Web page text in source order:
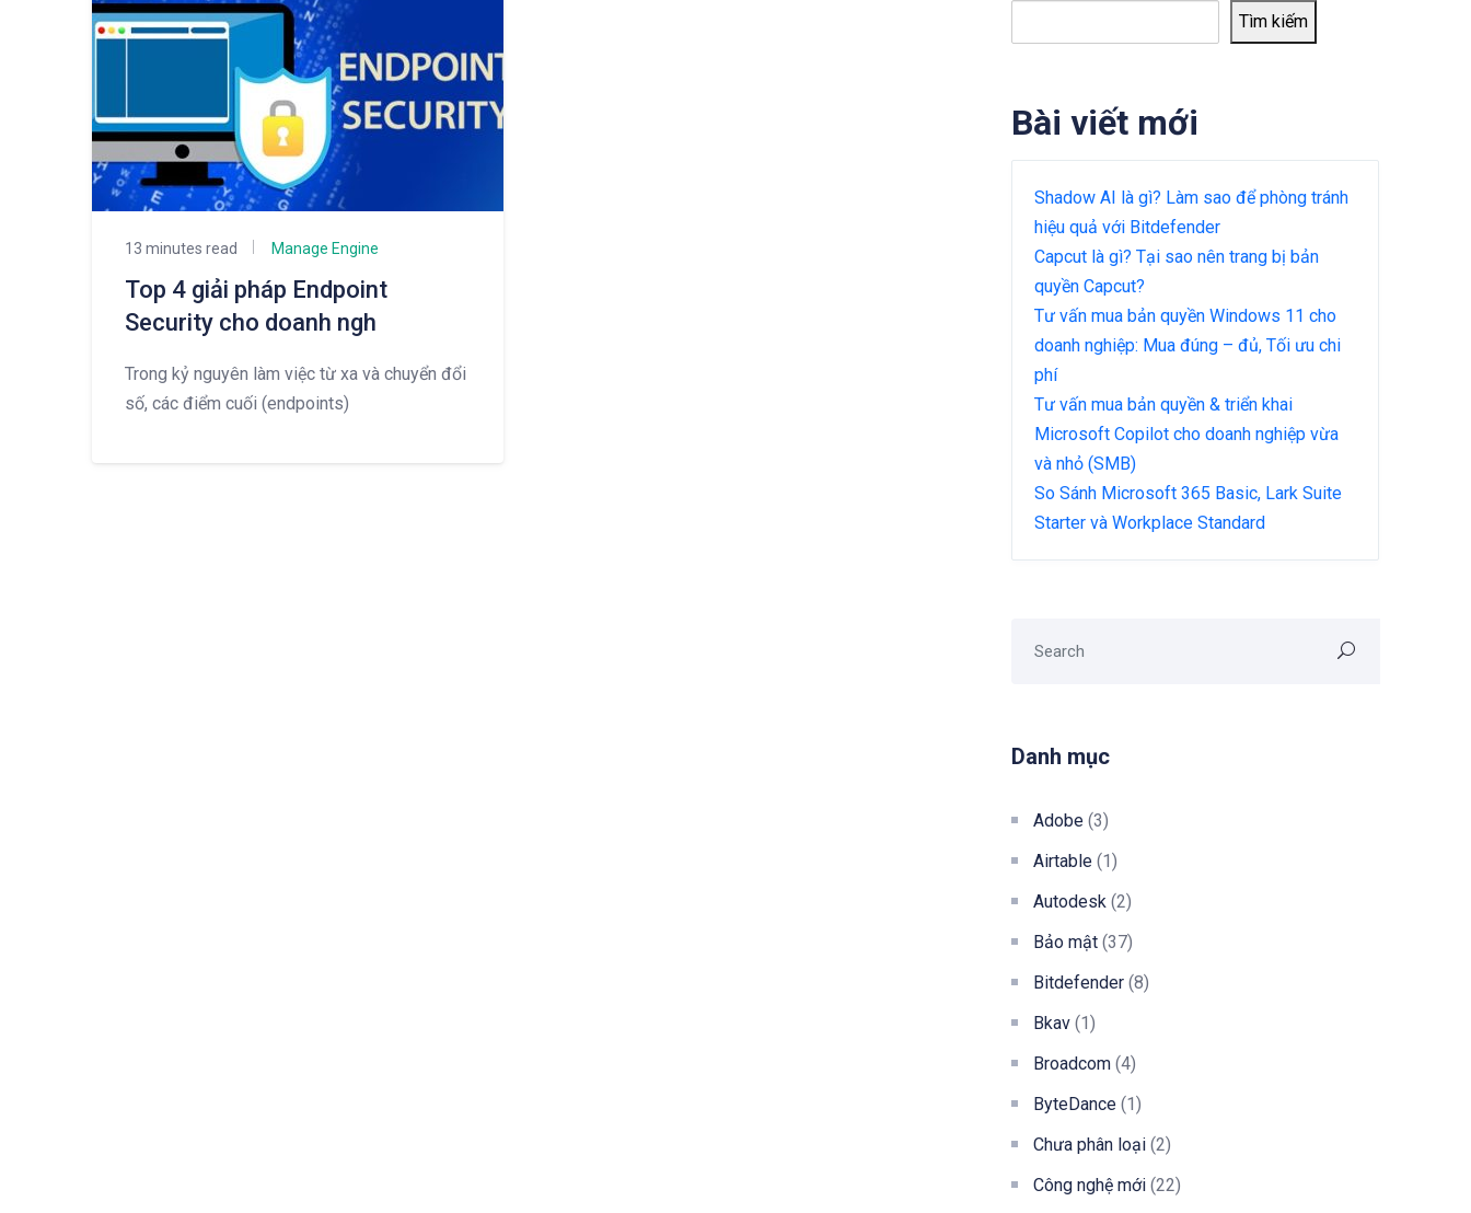
13 minutes read Manage Engine
Top 4 giải pháp Endpoint
Security cho doanh ngh
Trong kỷ nguyên làm việc từ xa và chuyển đổi
số, các điểm cuối (endpoints)
Tìm kiếm
Bài viết mới
Shadow AI là gì? Làm sao để phòng tránh
hiệu quả với Bitdefender
Capcut là gì? Tại sao nên trang bị bản
quyền Capcut?
Tư vấn mua bản quyền Windows 11 cho
doanh nghiệp: Mua đúng – đủ, Tối ưu chi
phí
Tư vấn mua bản quyền & triển khai
Microsoft Copilot cho doanh nghiệp vừa
và nhỏ (SMB)
So Sánh Microsoft 365 Basic, Lark Suite
Starter và Workplace Standard
Danh mục
Adobe (3)
Airtable (1)
Autodesk (2)
Bảo mật (37)
Bitdefender (8)
Bkav (1)
Broadcom (4)
ByteDance (1)
Chưa phân loại (2)
Công nghệ mới (22)